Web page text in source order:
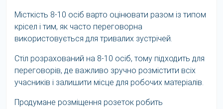
Місткість 8-10 осіб варто оцінювати разом із типом
крісел і тим, як часто переговорна
використовується для тривалих зустрічей.
Стіл розрахований на 8-10 осіб, тому підходить для
переговорів, де важливо зручно розмістити всіх
учасників і залишити місце для робочих матеріалів.
Продумане розміщення розеток робить